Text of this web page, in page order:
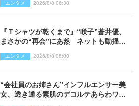
エンタメ 2026/8/8 06:30
『Ｔシャツが乾くまで』“咲子”蒼井優、
まさかの“再会”にあ然 ネットも動揺
レあり）
エンタメ 2026/8/8 06:00
“会社員のお姉さん”インフルエンサー美
女、透き通る素肌のデコルテあらわワン